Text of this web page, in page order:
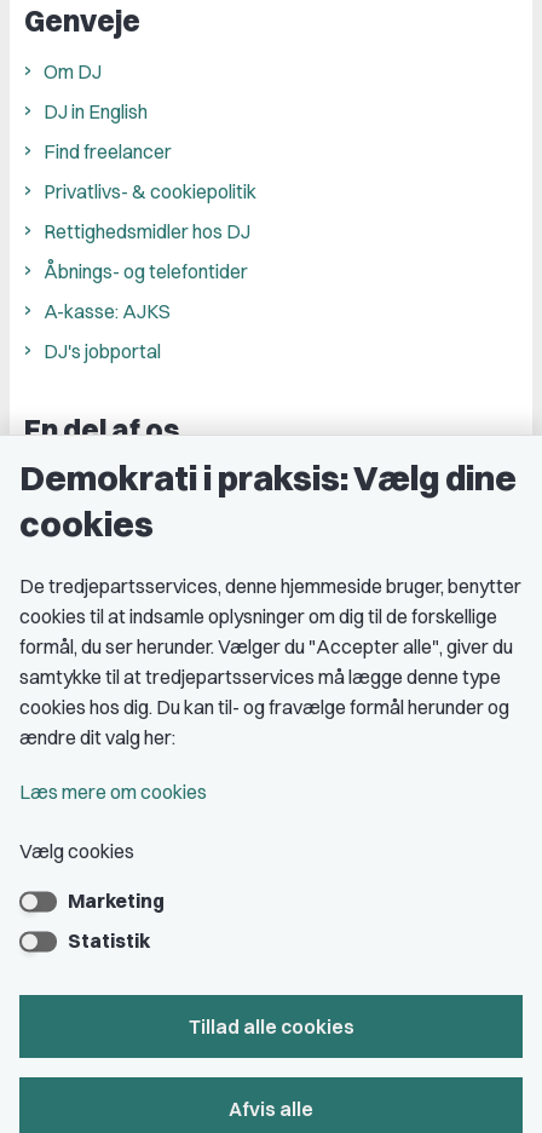
Genveje
Om DJ
DJ in English
Find freelancer
Privatlivs- & cookiepolitik
Rettighedsmidler hos DJ
Åbnings- og telefontider
A-kasse: AJKS
DJ's jobportal
En del af os
Grupper og kredse
Studenterorganisationer
Medlemskab
Fordele som medlem
Kontingent
Bliv medlem
Privatlivs- & cookiepolitik
Demokrati i praksis: Vælg dine
cookies
De tredjepartsservices, denne hjemmeside bruger, benytter
cookies til at indsamle oplysninger om dig til de forskellige
formål, du ser herunder. Vælger du "Accepter alle", giver du
samtykke til at tredjepartsservices må lægge denne type
cookies hos dig. Du kan til- og fravælge formål herunder og
ændre dit valg her:
Læs mere om cookies
Vælg cookies
Marketing
Statistik
Tillad alle cookies
Afvis alle